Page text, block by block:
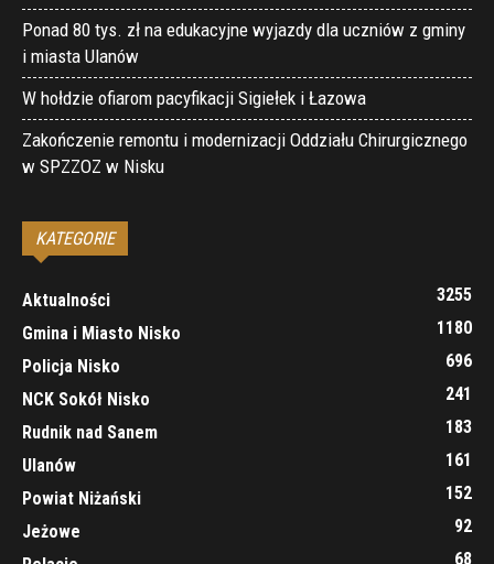
Ponad 80 tys. zł na edukacyjne wyjazdy dla uczniów z gminy
i miasta Ulanów
W hołdzie ofiarom pacyfikacji Sigiełek i Łazowa
Zakończenie remontu i modernizacji Oddziału Chirurgicznego
w SPZZOZ w Nisku
KATEGORIE
Aktualności
3255
Gmina i Miasto Nisko
1180
Policja Nisko
696
NCK Sokół Nisko
241
Rudnik nad Sanem
183
Ulanów
161
Powiat Niżański
152
Jeżowe
92
68